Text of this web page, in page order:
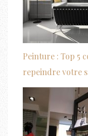
Peinture : Top 5
repeindre votre